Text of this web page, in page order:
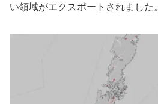
い領域がエクスポートされました。